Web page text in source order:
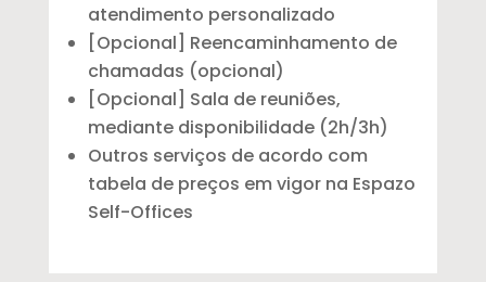
atendimento personalizado
[Opcional] Reencaminhamento de
chamadas (opcional)
[Opcional] Sala de reuniões,
mediante disponibilidade (2h/3h)
Outros serviços de acordo com
tabela de preços em vigor na Espazo
Self-Offices